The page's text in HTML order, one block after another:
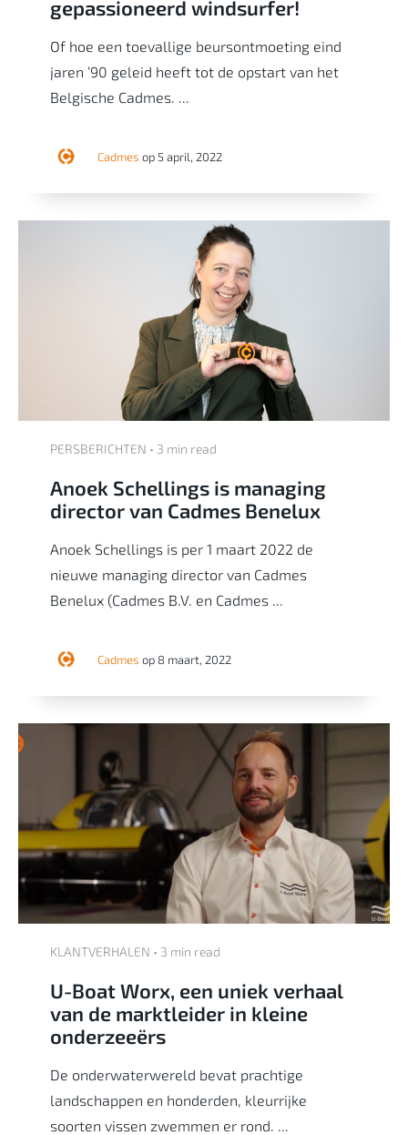
gepassioneerd windsurfer!
Of hoe een toevallige beursontmoeting eind
jaren ’90 geleid heeft tot de opstart van het
Belgische Cadmes. ...
Cadmes op 5 april, 2022
PERSBERICHTEN • 3 min read
Anoek Schellings is managing
director van Cadmes Benelux
Anoek Schellings is per 1 maart 2022 de
nieuwe managing director van Cadmes
Benelux (Cadmes B.V. en Cadmes ...
Cadmes op 8 maart, 2022
KLANTVERHALEN • 3 min read
U-Boat Worx, een uniek verhaal
van de marktleider in kleine
onderzeeërs
De onderwaterwereld bevat prachtige
landschappen en honderden, kleurrijke
soorten vissen zwemmen er rond. ...